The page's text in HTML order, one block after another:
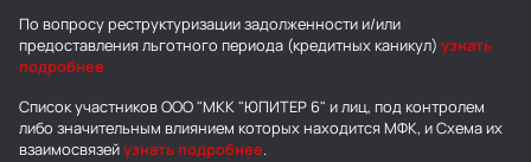
По вопросу реструктуризации задолженности и/или
предоставления льготного периода (кредитных каникул) узнать
подробнее
Список участников ООО "МКК "ЮПИТЕР 6" и лиц, под контролем
либо значительным влиянием которых находится МФК, и Схема их
взаимосвязейузнать подробнее.